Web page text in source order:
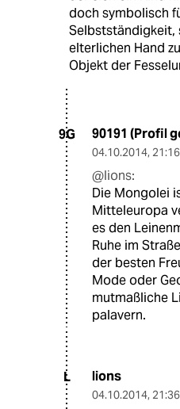
doch symbolisch
Selbstständigkeit,
elterlichen Hand
Objekt der
9G 90191 (Profil
04.10.2014,
@lions:
Die Mongolei
Mitteleuropa
es den
Ruhe im
der besten
Mode oder
mutmaßliche
palavern.
L lions
04.10.2014,